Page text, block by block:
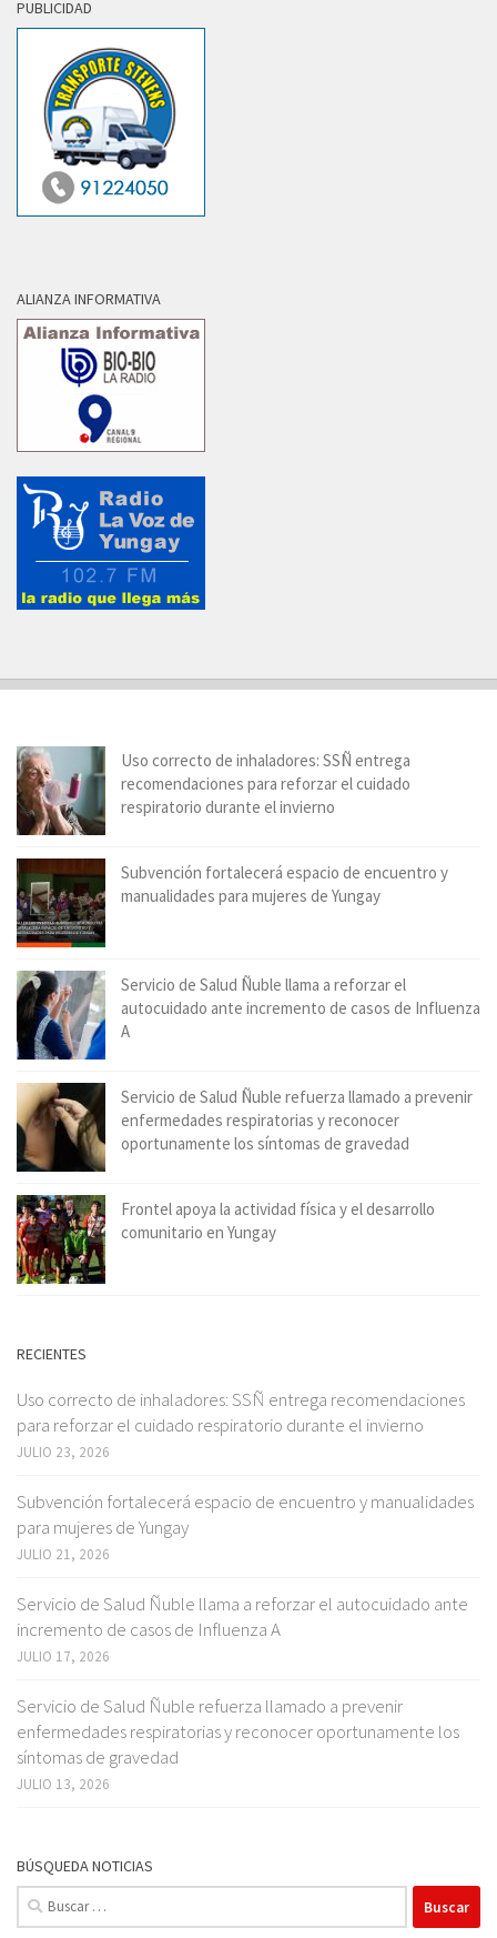
PUBLICIDAD
ALIANZA INFORMATIVA
Uso correcto de inhaladores: SSÑ entrega
recomendaciones para reforzar el cuidado
respiratorio durante el invierno
Subvención fortalecerá espacio de encuentro y
manualidades para mujeres de Yungay
Servicio de Salud Ñuble llama a reforzar el
autocuidado ante incremento de casos de Influenza
A
Servicio de Salud Ñuble refuerza llamado a prevenir
enfermedades respiratorias y reconocer
oportunamente los síntomas de gravedad
Frontel apoya la actividad física y el desarrollo
comunitario en Yungay
RECIENTES
Uso correcto de inhaladores: SSÑ entrega recomendaciones
para reforzar el cuidado respiratorio durante el invierno
JULIO 23, 2026
Subvención fortalecerá espacio de encuentro y manualidades
para mujeres de Yungay
JULIO 21, 2026
Servicio de Salud Ñuble llama a reforzar el autocuidado ante
incremento de casos de Influenza A
JULIO 17, 2026
Servicio de Salud Ñuble refuerza llamado a prevenir
enfermedades respiratorias y reconocer oportunamente los
síntomas de gravedad
JULIO 13, 2026
BÚSQUEDA NOTICIAS
Buscar: